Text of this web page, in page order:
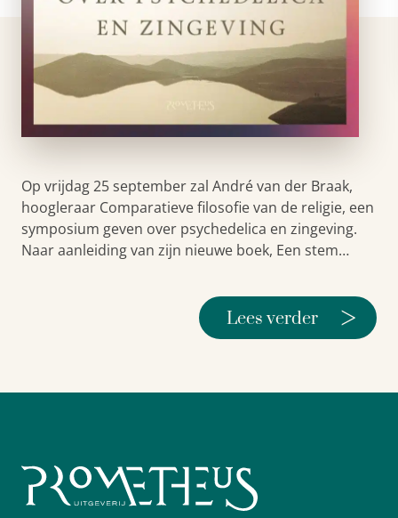
Op vrijdag 25 september zal André van der Braak,
hoogleraar Comparatieve filosofie van de religie, een
symposium geven over psychedelica en zingeving.
Naar aanleiding van zijn nieuwe boek, Een stem…
Lees verder >